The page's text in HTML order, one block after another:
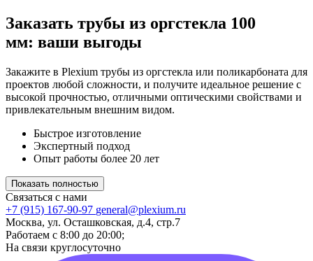
Заказать трубы из оргстекла 100
мм: ваши выгоды
Закажите в Plexium трубы из оргстекла или поликарбоната для
проектов любой сложности, и получите идеальное решение с
высокой прочностью, отличными оптическими свойствами и
привлекательным внешним видом.
Быстрое изготовление
Экспертный подход
Опыт работы более 20 лет
Показать полностью
Связаться с нами
+7 (915) 167-90-97 general@plexium.ru
Москва, ул. Осташковская, д.4, стр.7
Работаем с 8:00 до 20:00;
На связи круглосуточно